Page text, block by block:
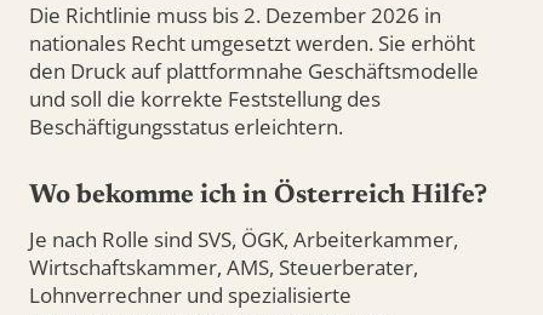
Die Richtlinie muss bis 2. Dezember 2026 in
nationales Recht umgesetzt werden. Sie erhöht
den Druck auf plattformnahe Geschäftsmodelle
und soll die korrekte Feststellung des
Beschäftigungsstatus erleichtern.
Wo bekomme ich in Österreich Hilfe?
Je nach Rolle sind SVS, ÖGK, Arbeiterkammer,
Wirtschaftskammer, AMS, Steuerberater,
Lohnverrechner und spezialisierte